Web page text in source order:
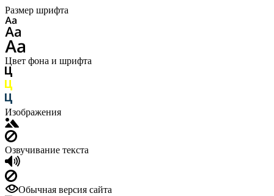
Размер шрифта
Цвет фона и шрифта
Изображения
Озвучивание текста
Обычная версия сайта